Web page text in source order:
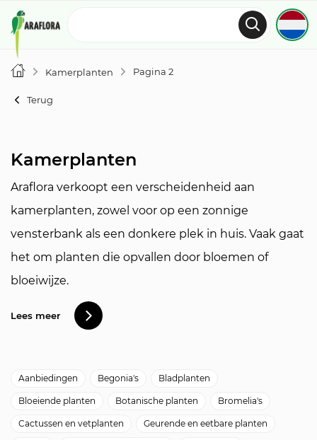
Kamerplanten Pagina 2
Terug
Kamerplanten
Araflora verkoopt een verscheidenheid aan
kamerplanten, zowel voor op een zonnige
vensterbank als een donkere plek in huis. Vaak gaat
het om planten die opvallen door bloemen of
bloeiwijze.
Lees meer
Aanbiedingen Begonia's Bladplanten
Bloeiende planten Botanische planten Bromelia's
Cactussen en vetplanten Geurende en eetbare planten